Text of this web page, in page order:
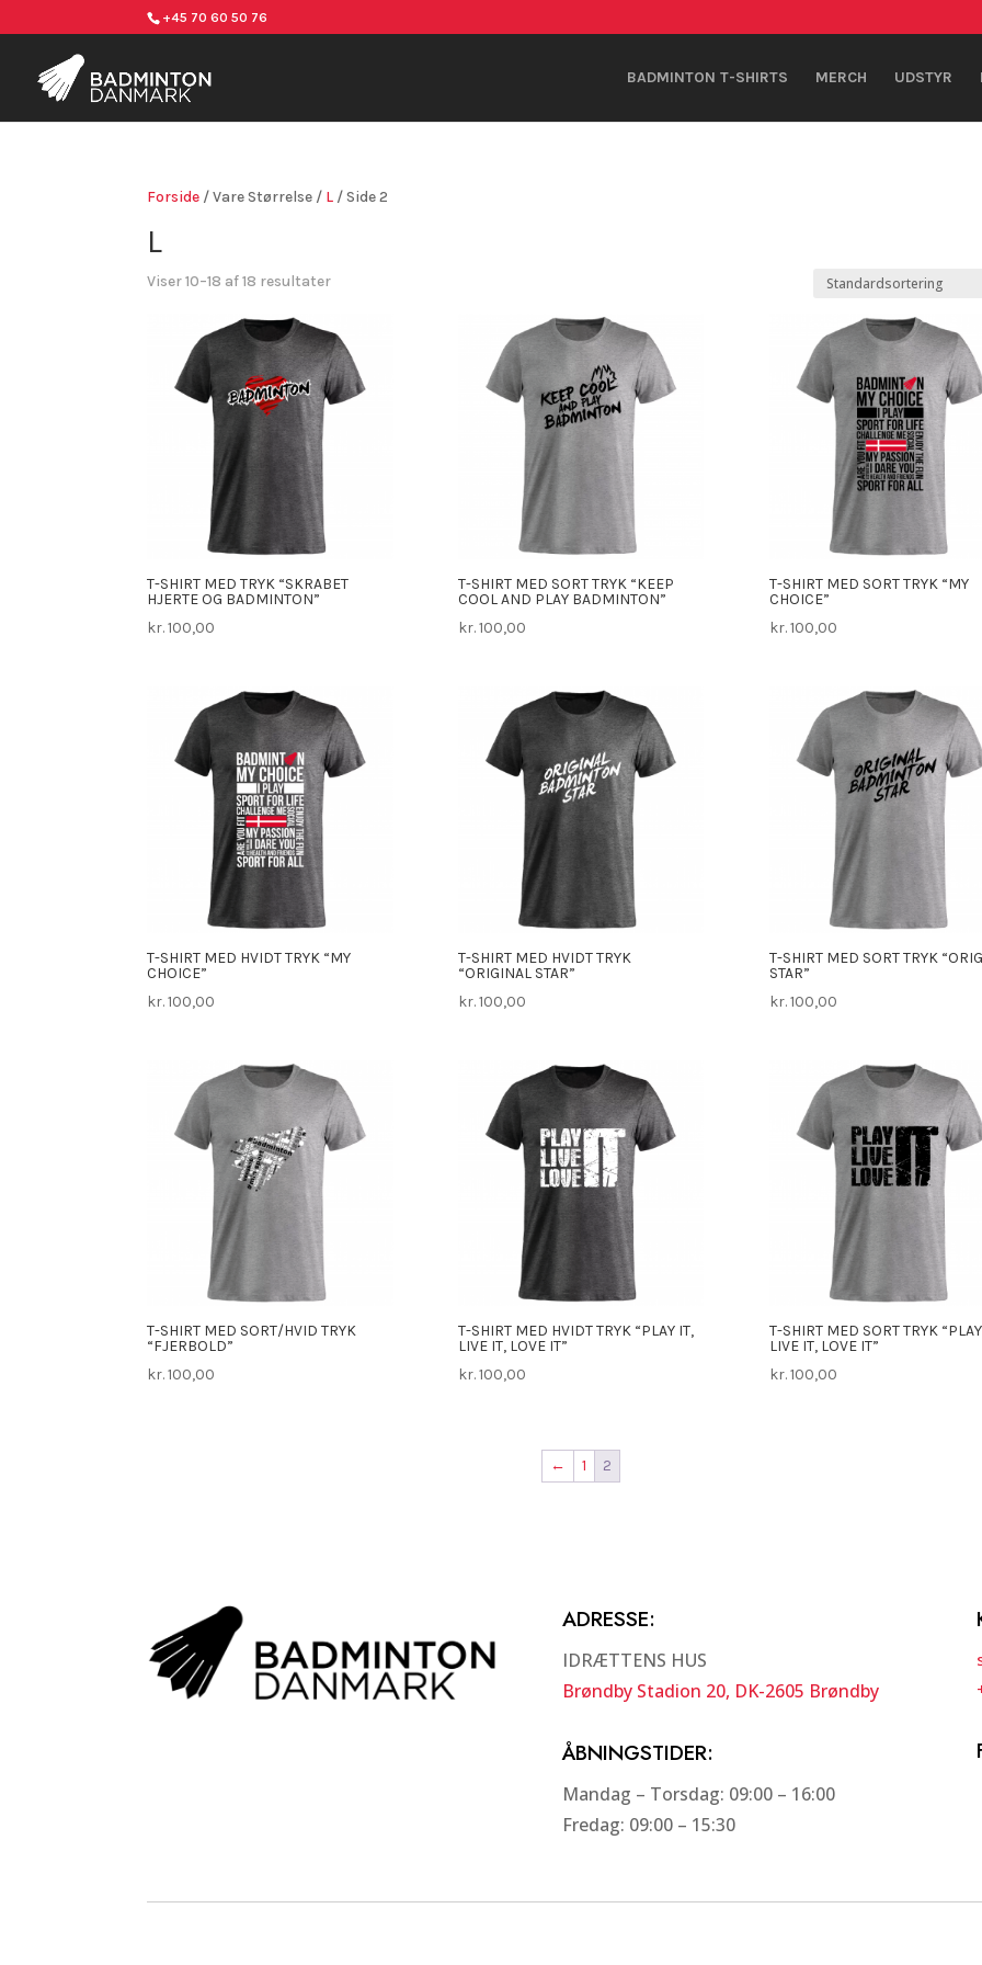
+45 70 60 50 76
BADMINTON T-SHIRTS MERCH UDSTYR
Forside / Vare Størrelse / L / Side 2
L
Viser 10–18 af 18 resultater
T-SHIRT MED TRYK “SKRABET
HJERTE OG BADMINTON”
kr.100,00
T-SHIRT MED SORT TRYK “KEEP
COOL AND PLAY BADMINTON”
kr.100,00
T-SHIRT MED SORT TRYK “MY
CHOICE”
kr.100,00
T-SHIRT MED HVIDT TRYK “MY
CHOICE”
kr.100,00
T-SHIRT MED HVIDT TRYK
“ORIGINAL STAR”
kr.100,00
T-SHIRT MED SORT TRYK
STAR”
kr.100,00
T-SHIRT MED SORT/HVID TRYK
“FJERBOLD”
kr.100,00
T-SHIRT MED HVIDT TRYK “PLAY IT,
LIVE IT, LOVE IT”
kr.100,00
T-SHIRT MED SORT TRYK
LIVE IT, LOVE IT”
kr.100,00
← 1 2
ADRESSE:
IDRÆTTENS HUS
Brøndby Stadion 20, DK-2605 Brøndby
ÅBNINGSTIDER:
Mandag – Torsdag: 09:00 – 16:00
Fredag: 09:00 – 15:30